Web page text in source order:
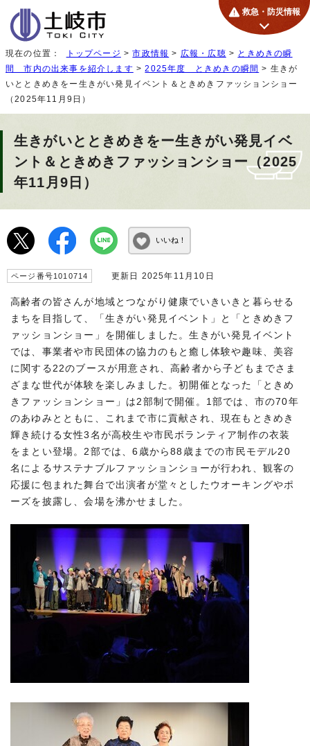
救急・防災情報
現在の位置： トップページ >市政情報 > 広報・広聴 > ときめきの瞬
間 市内の出来事を紹介します >2025年度 ときめきの瞬間 > 生きが
いとときめきをー生きがい発見イベント＆ときめきファッションショー
（2025年11月9日）
生きがいとときめきをー生きがい発見イベ
ント＆ときめきファッションショー（2025
年11月9日）
いいね！
ページ番号1010714 更新日 2025年11月10日
高齢者の皆さんが地域とつながり健康でいきいきと暮らせる
まちを目指して、「生きがい発見イベント」と「ときめきフ
ァッションショー」を開催しました。生きがい発見イベント
では、事業者や市民団体の協力のもと癒し体験や趣味、美容
に関する22のブースが用意され、高齢者から子どもまでさま
ざまな世代が体験を楽しみました。初開催となった「ときめ
きファッションショー」は2部制で開催。1部では、市の70年
のあゆみとともに、これまで市に貢献され、現在もときめき
輝き続ける女性3名が高校生や市民ボランティア制作の衣装
をまとい登場。2部では、6歳から88歳までの市民モデル20
名によるサステナブルファッションショーが行われ、観客の
応援に包まれた舞台で出演者が堂々としたウオーキングやポ
ーズを披露し、会場を沸かせました。